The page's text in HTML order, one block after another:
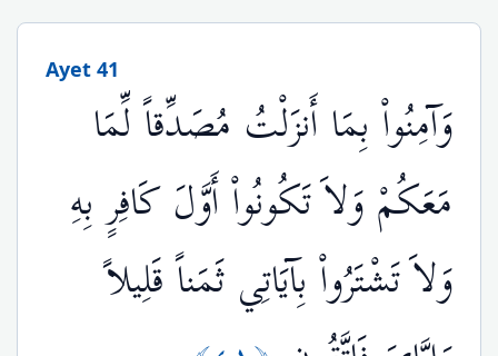
Ayet 41
وَآمِنُواْ بِمَا أَنزَلْتُ مُصَدِّقاً لِّمَا
مَعَكُمْ وَلاَ تَكُونُواْ أَوَّلَ كَافِرٍ بِهِ
وَلاَ تَشْتَرُواْ بِآيَاتِي ثَمَناً قَلِيلاً